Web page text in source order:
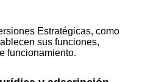
Estratégicas, como
sus funciones,
funcionamiento.